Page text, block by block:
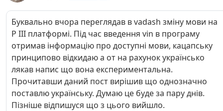
Буквально вчора переглядав в vadash зміну мови на
Р ІІІ платформі. Під час введення vin в програму
отримав інформацію про доступні мови, кацапську
принципово відкидаю а от на рахунок українсько
лякав напис що вона експериментальна.
Прочитавши даний пост вирішив що однозначно
поставлю українську. Думаю це буде за пару днів.
Пізніше відпишуся що з цього вийшло.